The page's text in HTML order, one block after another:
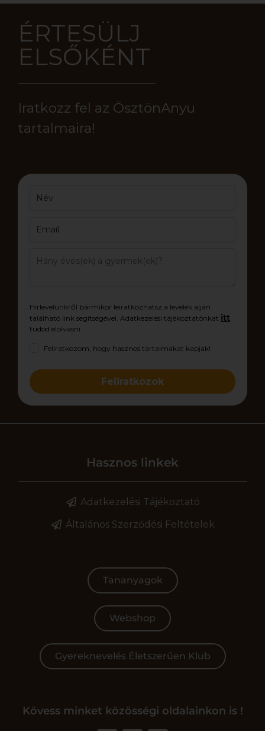
ÉRTESÜLJ
ELSŐKÉNT
Iratkozz fel az ÖsztönAnyu
tartalmaira!
Hírlevelünkről bármikor leiratkozhatsz a levelek alján
található link segítségével. Adatkezelési tájékoztatónkat itt
tudod elolvasni.
Feliratkozom, hogy hasznos tartalmakat kapjak!
Feliratkozok
Hasznos linkek
Adatkezelési Tájékoztató
Általános Szerződési Feltételek
Tananyagok
Webshop
Gyereknevelés Életszerűen Klub
Kövess minket közösségi oldalainkon is !